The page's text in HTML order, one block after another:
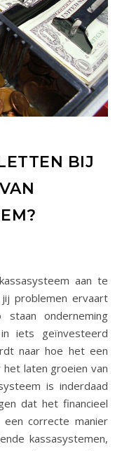
BIJ
problemen ervaart
onderneming
iets geïnvesteerd
naar hoe het een
laten groeien van
is inderdaad
dat het financieel
correcte manier
kassasystemen,